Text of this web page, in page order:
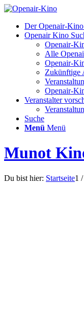
Der Openair-
Openair Kino
Openair-
Alle
Openair-
Zukünftige
Openair-
Veranstalter
Suche
Menü Menü
Munot
Du bist hier: Startseite1 /